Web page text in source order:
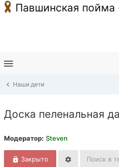
Павшинская пойма
Наши дети
Доска пеленальная
Модератор: Steven
Закрыто